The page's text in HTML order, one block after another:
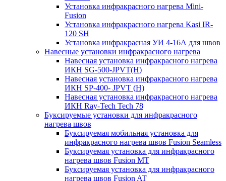
Установка инфракрасного нагрева Mini-
Fusion
Установка инфракрасного нагрева Kasi IR-
120 SH
Установка инфракрасная УИ 4-16А для швов
Навесные установки инфракрасного нагрева
Навесная установка инфракрасного нагрева
ИКН SG-500-JPVT(H)
Навесная установка инфракрасного нагрева
ИКН SP-400- JPVT (Н)
Навесная установка инфракрасного нагрева
ИКН Ray-Tech Tech 78
Буксируемые установки для инфракрасного
нагрева швов
Буксируемая мобильная установка для
инфракрасного нагрева швов Fusion Seamless
Буксируемая установка для инфракрасного
нагрева швов Fusion MT
Буксируемая установка для инфракрасного
нагрева швов Fusion AT